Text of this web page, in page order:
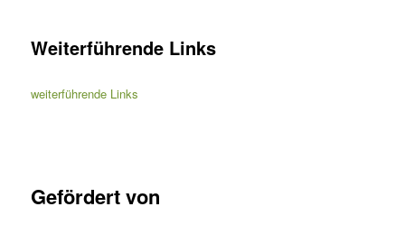
Weiterführende Links
weiterführende Links
Gefördert von